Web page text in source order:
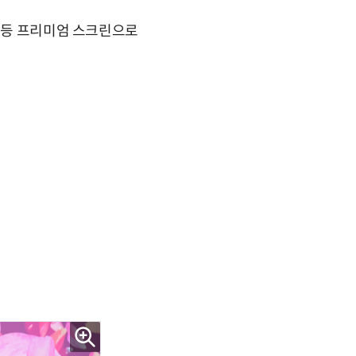
프리미엄 스크린으로